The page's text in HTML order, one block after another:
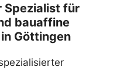
Spezialist für
bauaffine
Göttingen